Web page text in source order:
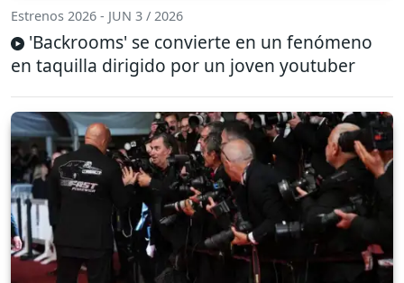
Estrenos 2026 - JUN 3 / 2026
'Backrooms' se convierte en un fenómeno
en taquilla dirigido por un joven youtuber